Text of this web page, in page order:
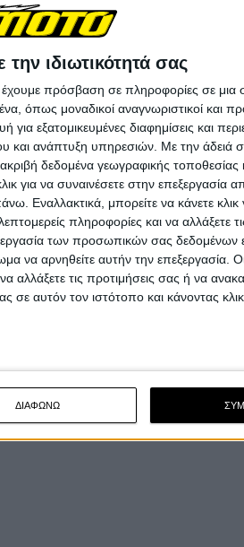
ιδιωτικότητά σας
έχουμε πρόσβαση σε πληροφορίες σε
όπως μοναδικοί αναγνωριστικοί και
εξατομικευμένες διαφημίσεις και
και ανάπτυξη υπηρεσιών. Με την άδειά
δεδομένα γεωγραφικής τοποθεσίας
για να συναινέσετε στην επεξεργασία
Εναλλακτικά, μπορείτε να κάνετε κλικ
πληροφορίες και να αλλάξετε
των προσωπικών σας δεδομένων
να αρνηθείτε αυτήν την επεξεργασία.
αλλάξετε τις προτιμήσεις σας ή να
αυτόν τον ιστότοπο και κάνοντας
ΔΙΑΦΩΝΩ